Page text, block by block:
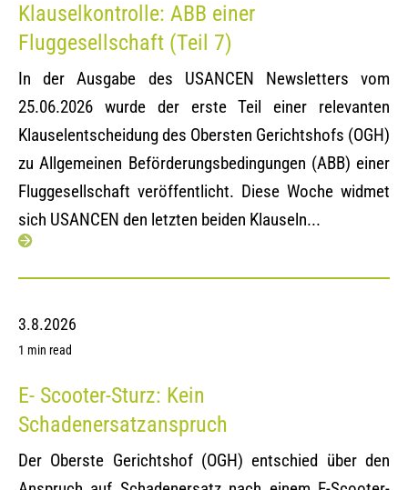
Klauselkontrolle: ABB einer
Fluggesellschaft (Teil 7)
In der Ausgabe des USANCEN Newsletters vom
25.06.2026 wurde der erste Teil einer relevanten
Klauselentscheidung des Obersten Gerichtshofs (OGH)
zu Allgemeinen Beförderungsbedingungen (ABB) einer
Fluggesellschaft veröffentlicht. Diese Woche widmet
sich USANCEN den letzten beiden Klauseln...
3.8.2026
1 min read
E- Scooter-Sturz: Kein
Schadenersatzanspruch
Der Oberste Gerichtshof (OGH) entschied über den